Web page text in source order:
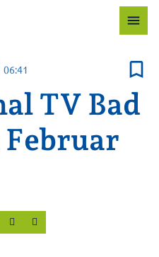
menu
06:41 bookmark_border
TV Bad